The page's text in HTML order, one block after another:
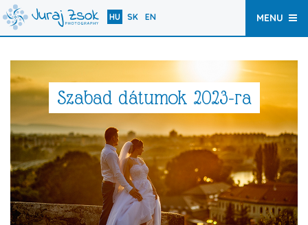
MENU
HU SK EN
Szabad dátumok 2023-ra